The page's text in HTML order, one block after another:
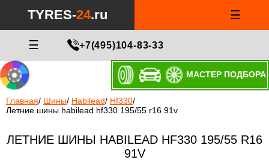
TYRES-24.ru ☰
☰ +7(495)104-83-33
МАСТЕР ПОДБОРА
Главная/ Шины/ Habilead/ Hf330/
Летние шины habilead hf330 195/55 r16 91v
ЛЕТНИЕ ШИНЫ HABILEAD HF330 195/55 R16
91V